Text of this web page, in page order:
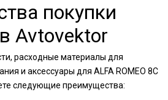
покупки
Avtovektor
расходные материалы для
и аксессуары для ALFA ROMEO 8C
следующие преимущества: